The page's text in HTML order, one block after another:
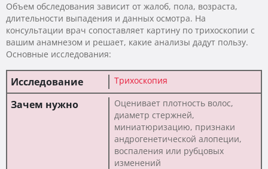
Объем обследования зависит от жалоб, пола, возраста,
длительности выпадения и данных осмотра. На
консультации врач сопоставляет картину по трихоскопии с
вашим анамнезом и решает, какие анализы дадут пользу.
Основные исследования:
Трихоскопия
Оценивает плотность волос,
диаметр стержней,
миниатюризацию, признаки
андрогенетической алопеции,
воспаления или рубцовых
изменений